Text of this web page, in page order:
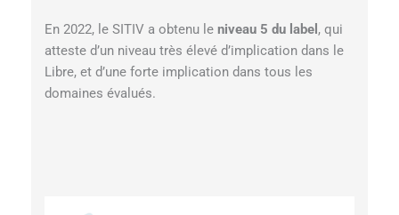
En 2022, le SITIV a obtenu le niveau 5 du label , qui
atteste d’un niveau très élevé d’implication dans le
Libre, et d’une forte implication dans tous les
domaines évalués.